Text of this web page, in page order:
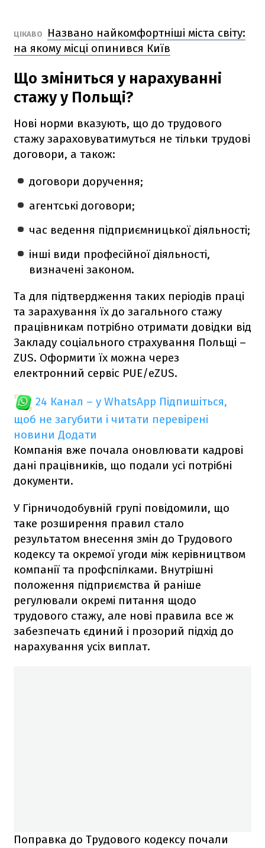
ЦІКАВО
Названо найкомфортніші міста світу:
на якому місці опинився Київ
Що зміниться у нарахуванні
стажу у Польщі?
Нові норми вказують, що до трудового
стажу зараховуватимуться не тільки трудові
договори, а також:
договори доручення;
агентські договори;
час ведення підприємницької діяльності;
інші види професійної діяльності,
визначені законом.
Та для підтвердження таких періодів праці
та зарахування їх до загального стажу
працівникам потрібно отримати довідки від
Закладу соціального страхування Польщі –
ZUS. Оформити їх можна через
електронний сервіс PUE/eZUS.
24 Канал – у WhatsApp Підпишіться,
щоб не загубити і читати перевірені
новини Додати
Компанія вже почала оновлювати кадрові
дані працівників, що подали усі потрібні
документи.
У Гірничодобувній групі повідомили, що
таке розширення правил стало
результатом внесення змін до Трудового
кодексу та окремої угоди між керівництвом
компанії та профспілками. Внутрішні
положення підприємства й раніше
регулювали окремі питання щодо
трудового стажу, але нові правила все ж
забезпечать єдиний і прозорий підхід до
нарахування усіх виплат.
Поправка до Трудового кодексу почали